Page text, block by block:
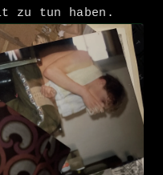
zu tun haben.